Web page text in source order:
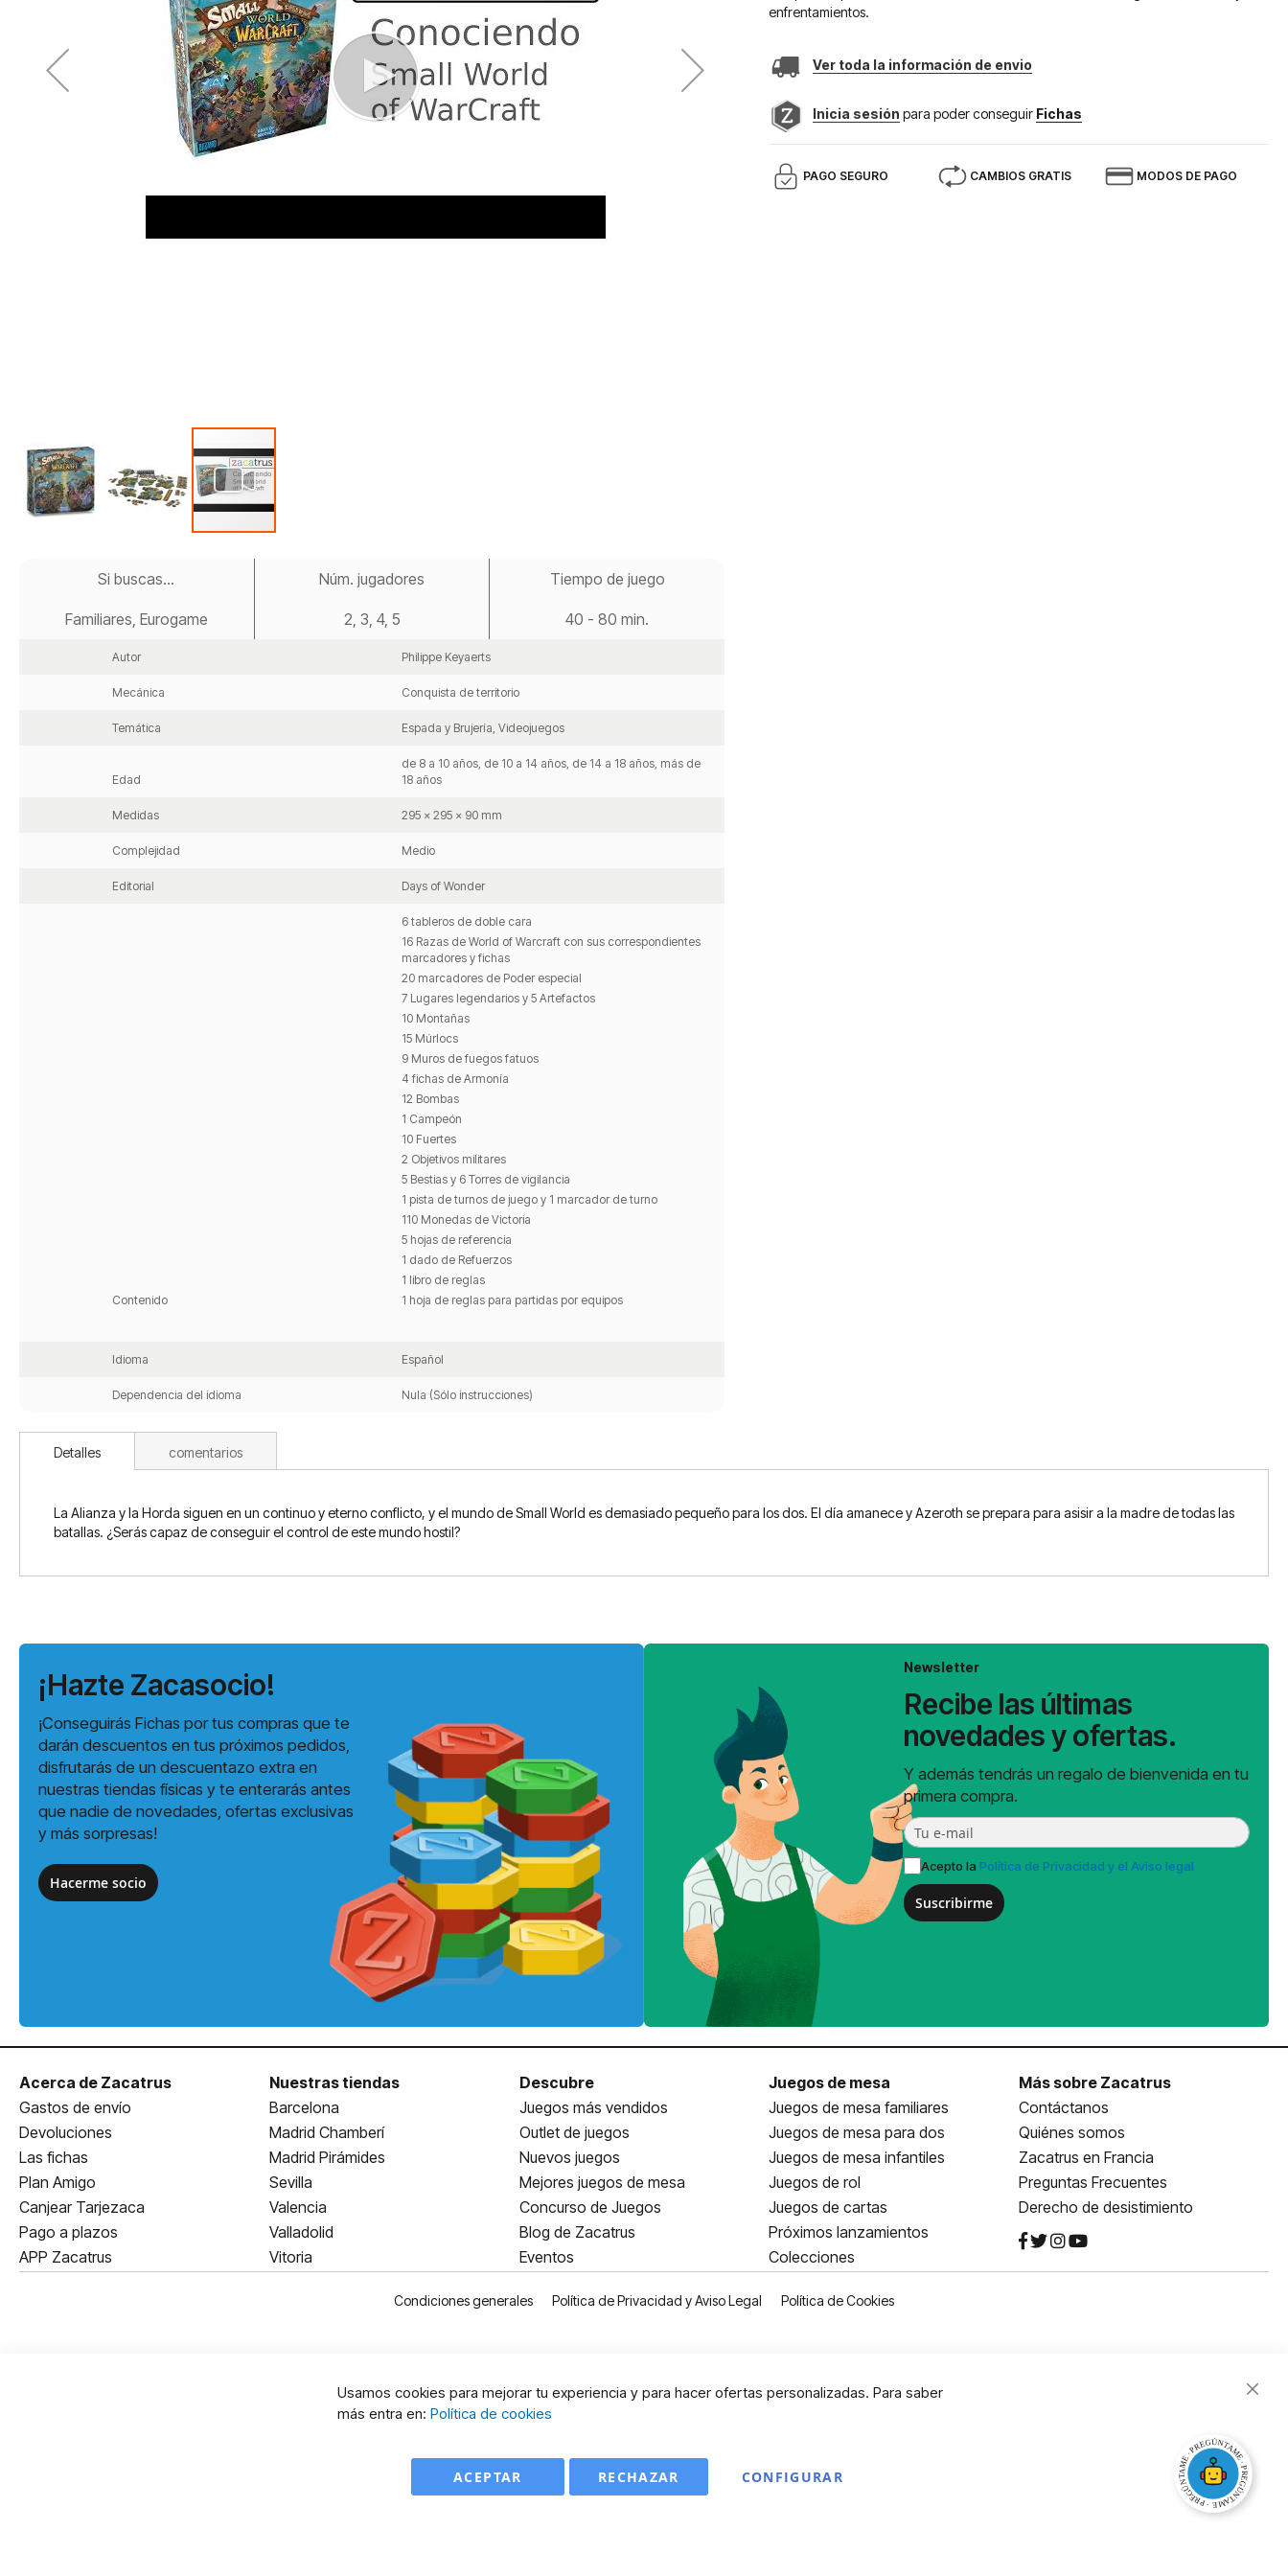
enfrentamientos.
Ver toda la información de envio
Inicia sesión para poder conseguir Fichas
PAGO SEGURO CAMBIOS GRATIS MODOS DE PAGO
Si buscas...
Familiares, Eurogame
Núm. jugadores
2, 3, 4, 5
Tiempo de juego
40 - 80 min.
Autor Philippe Keyaerts
Mecánica Conquista de territorio
Temática Espada y Brujería, Videojuegos
Edad
de 8 a 10 años, de 10 a 14 años, de 14 a 18 años, más de
18 años
Medidas 295 x 295 x 90 mm
Complejidad Medio
Editorial Days of Wonder
Contenido
6 tableros de doble cara
16 Razas de World of Warcraft con sus correspondientes
marcadores y fichas
20 marcadores de Poder especial
7 Lugares legendarios y 5 Artefactos
10 Montañas
15 Múrlocs
9 Muros de fuegos fatuos
4 fichas de Armonía
12 Bombas
1 Campeón
10 Fuertes
2 Objetivos militares
5 Bestias y 6 Torres de vigilancia
1 pista de turnos de juego y 1 marcador de turno
110 Monedas de Victoria
5 hojas de referencia
1 dado de Refuerzos
1 libro de reglas
1 hoja de reglas para partidas por equipos
Idioma Español
Dependencia del idioma Nula (Sólo instrucciones)
Detalles
La Alianza y la Horda siguen en un continuo y eterno conflicto, y el mundo de Small World es demasiado pequeño para los dos. El día amanece y Azeroth se prepara para asisir a la madre de todas las
batallas. ¿Serás capaz de conseguir el control de este mundo hostil?
comentarios
¡Hazte Zacasocio!
¡Conseguirás Fichas por tus compras que te
darán descuentos en tus próximos pedidos,
disfrutarás de un descuentazo extra en
nuestras tiendas físicas y te enterarás antes
que nadie de novedades, ofertas exclusivas
y más sorpresas!
Hacerme socio
Newsletter
Recibe las últimas
novedades y ofertas.
Y además tendrás un regalo de bienvenida en tu
primera compra.
Acepto la Política de Privacidad y el Aviso legal
Suscribirme
Acerca de Zacatrus
Gastos de envío
Devoluciones
Las fichas
Plan Amigo
Canjear Tarjezaca
Pago a plazos
APP Zacatrus
Nuestras tiendas
Barcelona
Madrid Chamberí
Madrid Pirámides
Sevilla
Valencia
Valladolid
Vitoria
Descubre
Juegos más vendidos
Outlet de juegos
Nuevos juegos
Mejores juegos de mesa
Concurso de Juegos
Blog de Zacatrus
Eventos
Juegos de mesa
Juegos de mesa familiares
Juegos de mesa para dos
Juegos de mesa infantiles
Juegos de rol
Juegos de cartas
Próximos lanzamientos
Colecciones
Más sobre Zacatrus
Contáctanos
Quiénes somos
Zacatrus en Francia
Preguntas Frecuentes
Derecho de desistimiento
Condiciones generales Política de Privacidad y Aviso Legal Política de Cookies
Usamos cookies para mejorar tu experiencia y para hacer ofertas personalizadas. Para saber
más entra en: Política de cookies
ACEPTAR CONFIGURAR
RECHAZAR